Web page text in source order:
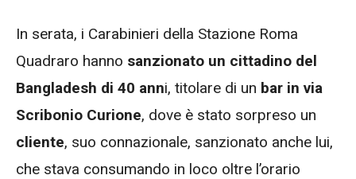
In serata, i Carabinieri della Stazione Roma
Quadraro hanno sanzionato un cittadino del
Bangladesh di 40 anni, titolare di un bar in via
Scribonio Curione, dove è stato sorpreso un
cliente, suo connazionale, sanzionato anche lui,
che stava consumando in loco oltre l’orario